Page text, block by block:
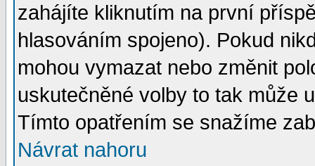
zahájíte kliknutím na první
hlasováním spojeno). Pokud
mohou vymazat nebo změnit
uskutečněné volby to tak může
Tímto opatřením se snažíme
Návrat nahoru